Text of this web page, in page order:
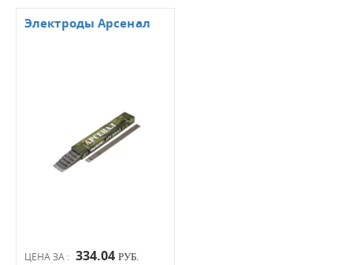
ЦЕНА ЗА : 334.04 РУБ.
Электроды Арсенал